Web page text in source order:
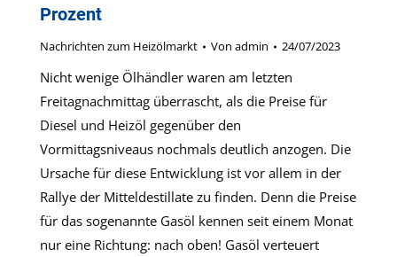
Prozent
Nachrichten zum Heizölmarkt Von admin 24/07/2023
Nicht wenige Ölhändler waren am letzten
Freitagnachmittag überrascht, als die Preise für
Diesel und Heizöl gegenüber den
Vormittagsniveaus nochmals deutlich anzogen. Die
Ursache für diese Entwicklung ist vor allem in der
Rallye der Mitteldestillate zu finden. Denn die Preise
für das sogenannte Gasöl kennen seit einem Monat
nur eine Richtung: nach oben! Gasöl verteuert